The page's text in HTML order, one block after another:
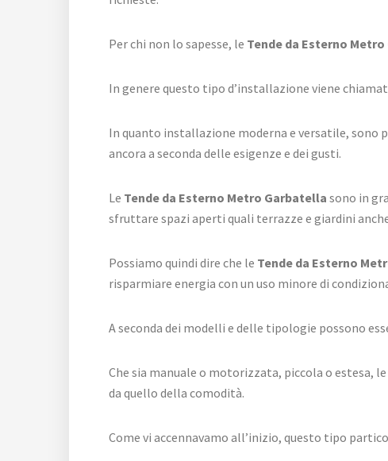
Per chi non lo sapesse, le Tende da Esterno
In genere questo tipo d’installazione viene
In quanto installazione moderna e versatile,
ancora a seconda delle esigenze e dei gusti.
Le Tende da Esterno Metro Garbatella sono in
sfruttare spazi aperti quali terrazze e giardini
Possiamo quindi dire che le Tende da Esterno
risparmiare energia con un uso minore di
A seconda dei modelli e delle tipologie possono
Che sia manuale o motorizzata, piccola o estesa, le
da quello della comodità.
Come vi accennavamo all’inizio, questo tipo